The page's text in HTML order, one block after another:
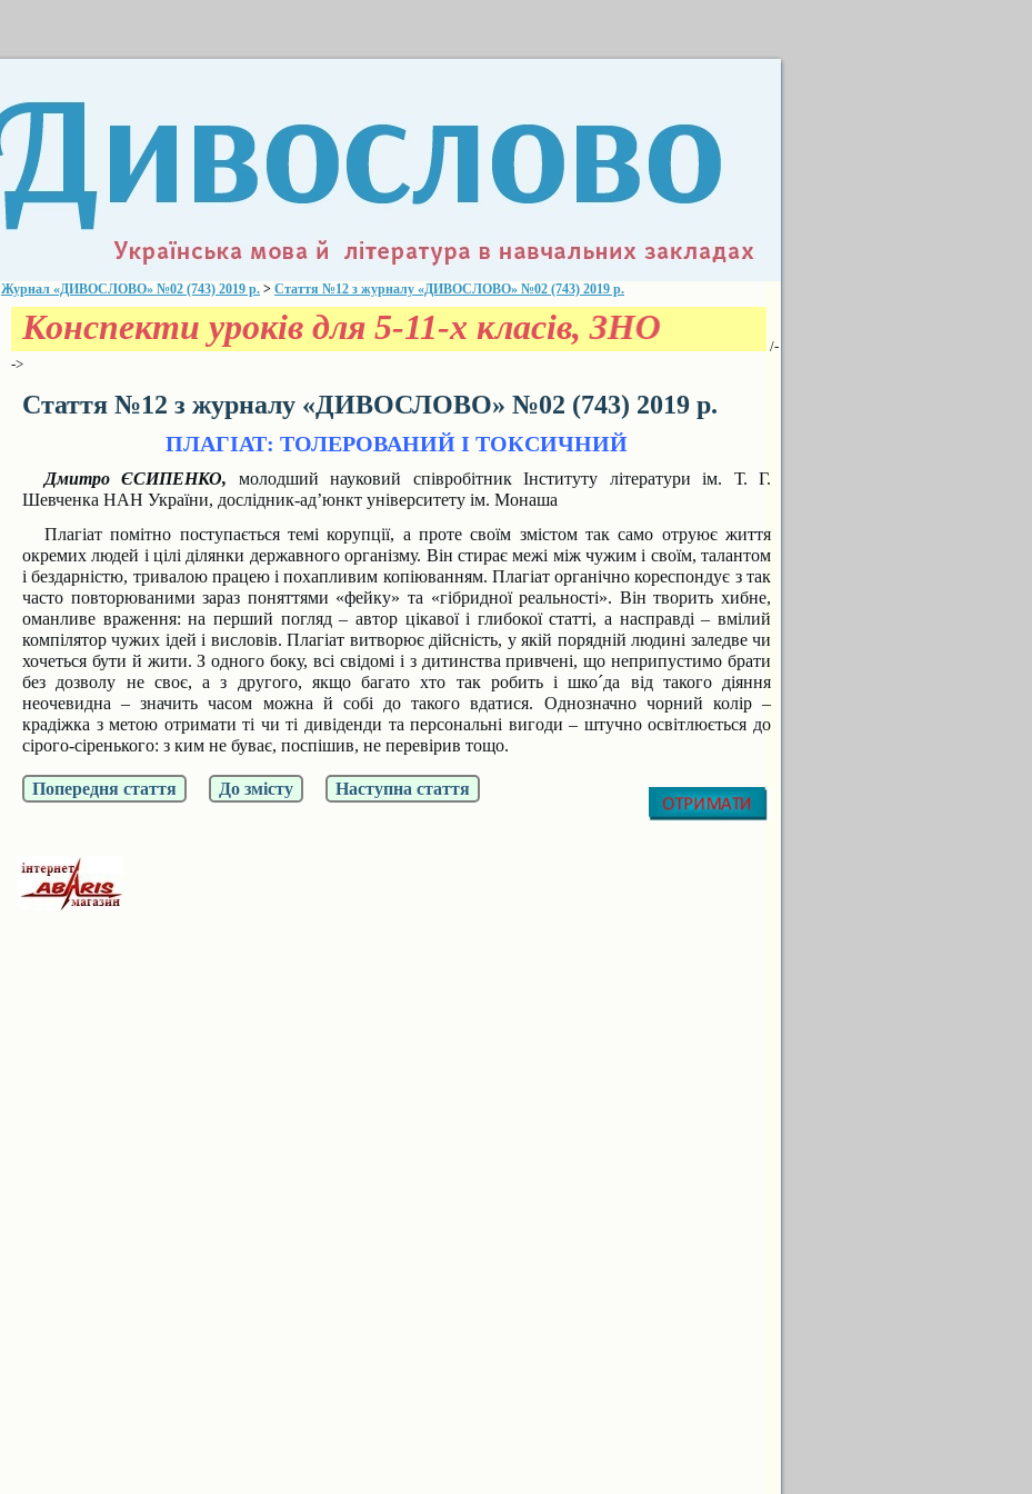
Журнал «ДИВОСЛОВО» №02 (743) 2019 р. > Стаття №12 з журналу «ДИВОСЛОВО» №02 (743) 2019 р.
Конспекти уроків для 5-11-х класів, ЗНО
/-
->
Стаття №12 з журналу «ДИВОСЛОВО» №02 (743) 2019 р.
ПЛАГІАТ: ТОЛЕРОВАНИЙ І ТОКСИЧНИЙ
Дмитро ЄСИПЕНКО, молодший науковий співробітник Інституту літератури ім. Т. Г.
Шевченка НАН України, дослідник-ад’юнкт університету ім. Монаша
Плагіат помітно поступається темі корупції, а проте своїм змістом так само отруює життя
окремих людей і цілі ділянки державного організму. Він стирає межі між чужим і своїм, талантом
і бездарністю, тривалою працею і похапливим копіюванням. Плагіат органічно кореспондує з так
часто повторюваними зараз поняттями «фейку» та «гібридної реальності». Він творить хибне,
оманливе враження:на перший погляд – автор цікавої і глибокої статті,а насправді – вмілий
компілятор чужих ідей і висловів. Плагіат витворює дійсність, у якій поряднійлюдині заледве чи
хочеться бути й жити. З одного боку, всі свідомі і з дитинства привчені, що неприпустимо брати
без дозволу не своє, а з другого, якщо багато хто так робить і шко´да від такого діяння
неочевидна– значить часом можна й собі до такого вдатися. Однозначно чорний колір –
крадіжка з метою отримати ті чи ті дивіденди та персональні вигоди – штучно освітлюється до
сірого-сіренького: з ким не буває, поспішив, не перевірив тощо.
Попередня стаття До змісту Наступна стаття